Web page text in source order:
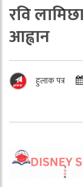
रवि
आह्वान
हुलाक पत्र